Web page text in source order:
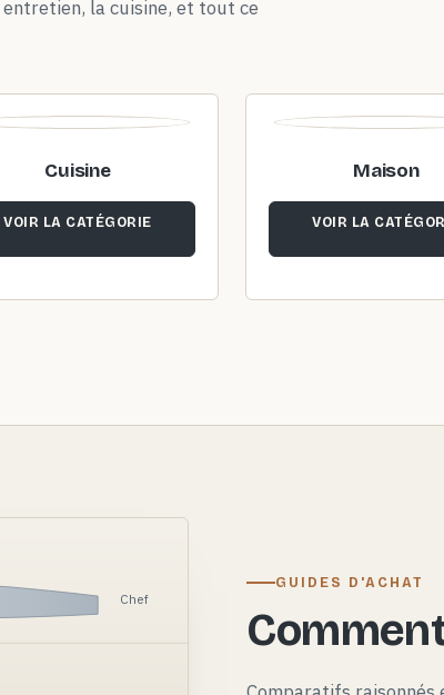
la cuisine, et tout ce
Cuisine
VOIR LA CATÉGORIE
Maison
VOIR LA
Chef
GUIDES D'ACHAT